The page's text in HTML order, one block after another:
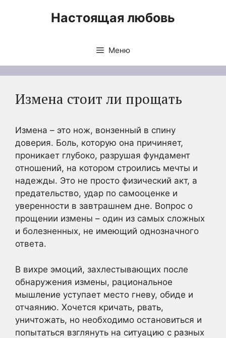
Настоящая любовь
Меню
Измена стоит ли прощать
Измена – это нож, вонзенный в спину
доверия. Боль, которую она причиняет,
проникает глубоко, разрушая фундамент
отношений, на котором строились мечты и
надежды. Это не просто физический акт, а
предательство, удар по самооценке и
уверенности в завтрашнем дне. Вопрос о
прощении измены – один из самых сложных
и болезненных, не имеющий однозначного
ответа.
В вихре эмоций, захлестывающих после
обнаружения измены, рациональное
мышление уступает место гневу, обиде и
отчаянию. Хочется кричать, рвать,
уничтожать, но необходимо остановиться и
попытаться взглянуть на ситуацию с разных